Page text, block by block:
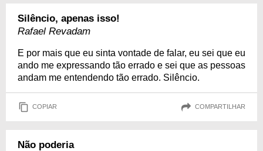
Silêncio, apenas isso!
Rafael Revadam
E por mais que eu sinta vontade de falar, eu sei que eu
ando me expressando tão errado e sei que as pessoas
andam me entendendo tão errado. Silêncio.
COPIAR COMPARTILHAR
Não poderia